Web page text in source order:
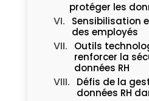
protéger les
Sensibilisation
des employés
Outils
renforcer la
données RH
Défis de la
données RH